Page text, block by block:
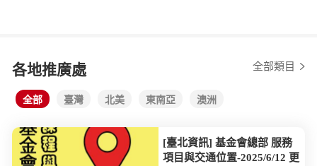
各地推廣處 全部類目
全部 臺灣 北美 東南亞 澳洲
[臺北資訊] 基金會總部 服務
項目與交通位置-2025/6/12 更